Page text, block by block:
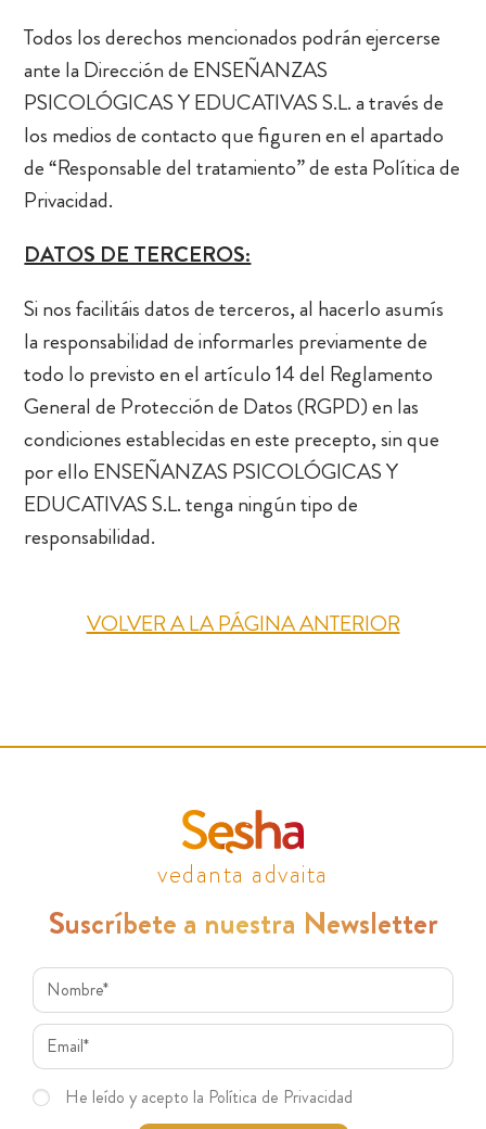
Todos los derechos mencionados podrán ejercerse
ante la Dirección de ENSEÑANZAS
PSICOLÓGICAS Y EDUCATIVAS S.L. a través de
los medios de contacto que figuren en el apartado
de “Responsable del tratamiento” de esta Política de
Privacidad.
DATOS DE TERCEROS:
Si nos facilitáis datos de terceros, al hacerlo asumís
la responsabilidad de informarles previamente de
todo lo previsto en el artículo 14 del Reglamento
General de Protección de Datos (RGPD) en las
condiciones establecidas en este precepto, sin que
por ello ENSEÑANZAS PSICOLÓGICAS Y
EDUCATIVAS S.L. tenga ningún tipo de
responsabilidad.
VOLVER A LA PÁGINA ANTERIOR
vedanta advaita
Suscríbete a nuestra Newsletter
He leído y acepto la Política de Privacidad